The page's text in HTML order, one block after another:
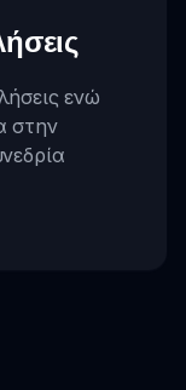
ενώ
στην